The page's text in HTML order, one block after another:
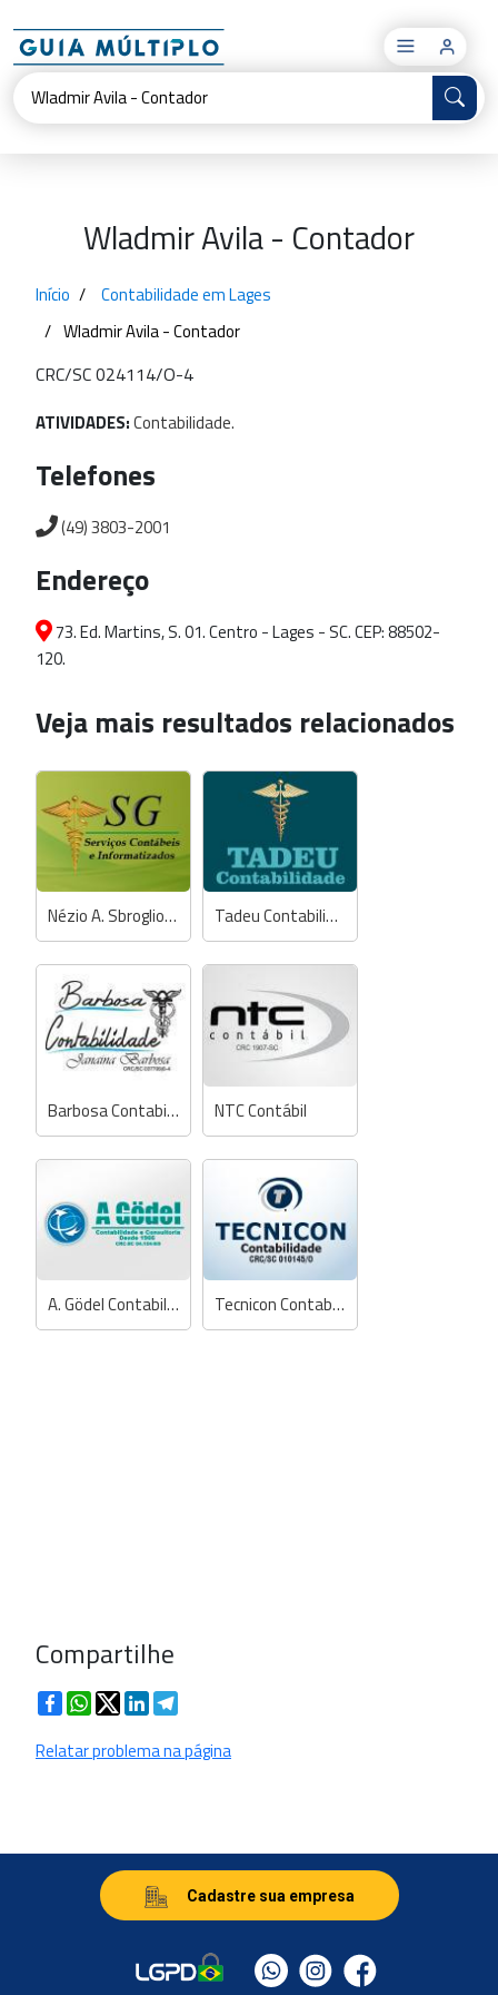
×
Wladmir Avila - Contador
Início
Contabilidade em Lages
Wladmir Avila - Contador
CRC/SC 024114/O-4
ATIVIDADES:Contabilidade.
Telefones
(49) 3803-2001
Endereço
73. Ed. Martins, S. 01. Centro - Lages - SC. CEP: 88502-
120.
Veja mais resultados relacionados
Nézio A. Sbroglio - Contador Tadeu Contabilidade
Barbosa Contabilidade NTC Contábil
A. Gödel Contabilidade e Consultoria Tecnicon Contabilidade
Compartilhe
FacebookWhatsApp
TwitterLinkedIn
Relatar problema na página
Cadastre sua empresa